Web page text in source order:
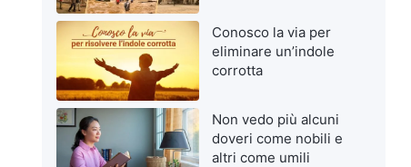
Conosco la via per
eliminare un’indole
corrotta
Non vedo più alcuni
doveri come nobili e
altri come umili